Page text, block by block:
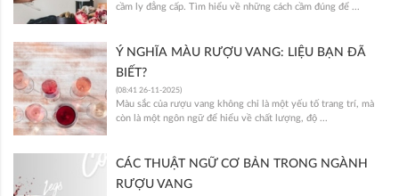
cầm ly đẳng cấp. Tìm hiểu về những cách cầm đúng để ...
Ý NGHĨA MÀU RƯỢU VANG: LIỆU BẠN ĐÃ
BIẾT?
(08:41 26-11-2025)
Màu sắc của rượu vang không chỉ là một yếu tố trang trí, mà
còn là một ngôn ngữ để hiểu về chất lượng, độ ...
CÁC THUẬT NGỮ CƠ BẢN TRONG NGÀNH
RƯỢU VANG